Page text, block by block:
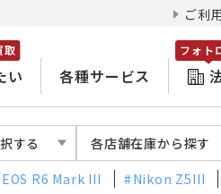
ご利
い
取
各種サービス
フォト
する 各店舗在庫から探す
R6 Mark III Nikon Z5III